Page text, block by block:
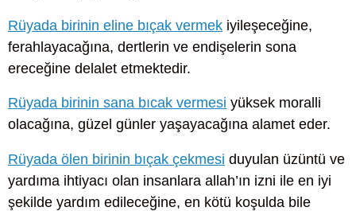
Rüyada birinin eline bıçak vermek iyileşeceğine,
ferahlayacağına, dertlerin ve endişelerin sona
ereceğine delalet etmektedir.
Rüyada birinin sana bıcak vermesi yüksek moralli
olacağına, güzel günler yaşayacağına alamet eder.
Rüyada ölen birinin bıçak çekmesi duyulan üzüntü ve
yardıma ihtiyacı olan insanlara allah’ın izni ile en iyi
şekilde yardım edileceğine, en kötü koşulda bile